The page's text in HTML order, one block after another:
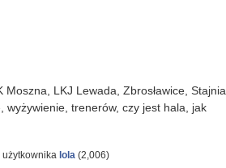
LKJ Lewada, Zbrosławice, Stajnia
wyżywienie, trenerów, czy jest hala, jak
użytkownika lola (2,006)